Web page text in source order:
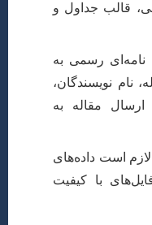
قالب جداول و
نامه‌ای رسمی به
نام نویسندگان،
مقاله به
است داده‌های
با کیفیت